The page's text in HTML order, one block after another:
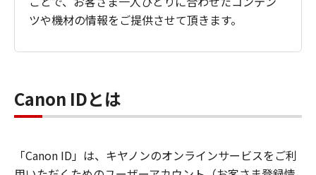
ツや機材の情報をご提供させて頂きます。
Canon IDとは
「Canon ID」は、キヤノンのオンラインサービスをご利